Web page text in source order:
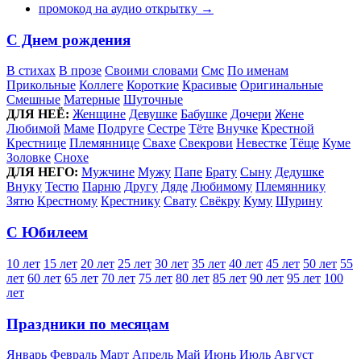
промокод на аудио открытку →
С Днем рождения
В стихах В прозе Своими словами Смс По именам
Прикольные Коллеге Короткие Красивые Оригинальные
Смешные Матерные Шуточные
ДЛЯ НЕЁ: Женщине Девушке Бабушке Дочери Жене
Любимой Маме Подруге Сестре Тёте Внучке Крестной
Крестнице Племяннице Свахе Свекрови Невестке Тёще Куме
Золовке Снохе
ДЛЯ НЕГО: Мужчине Мужу Папе Брату Сыну Дедушке
Внуку Тестю Парню Другу Дяде Любимому Племяннику
Зятю Крестному Крестнику Свату Свёкру Куму Шурину
С Юбилеем
10 лет 15 лет 20 лет 25 лет 30 лет 35 лет 40 лет 45 лет 50 лет 55
лет 60 лет 65 лет 70 лет 75 лет 80 лет 85 лет 90 лет 95 лет 100
лет
Праздники по месяцам
Январь Февраль Март Апрель Май Июнь Июль Август